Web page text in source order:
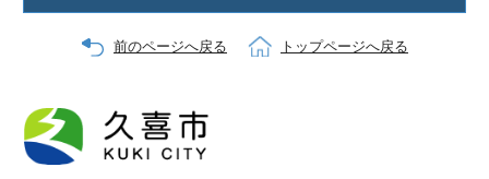
前のページへ戻る トップページへ戻る